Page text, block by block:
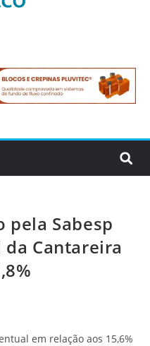
Sabesp
Cantareira
em relação aos 15,6%